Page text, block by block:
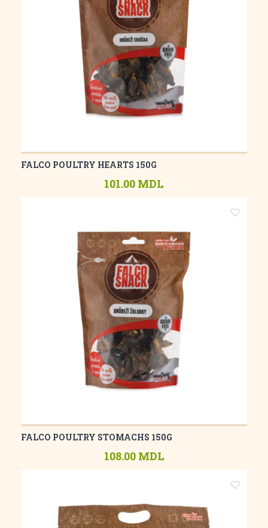
FALCO POULTRY HEARTS 150G
101.00 MDL
FALCO POULTRY STOMACHS 150G
108.00 MDL